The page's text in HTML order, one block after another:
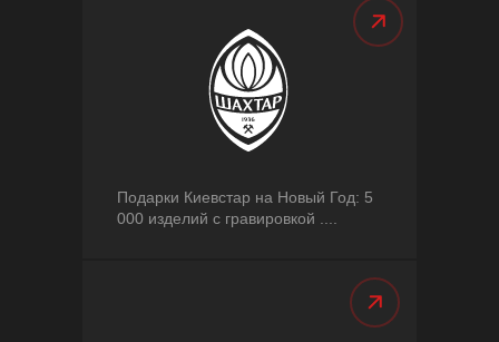
Подарки Киевстар на Новый Год: 5
000 изделий с гравировкой ....